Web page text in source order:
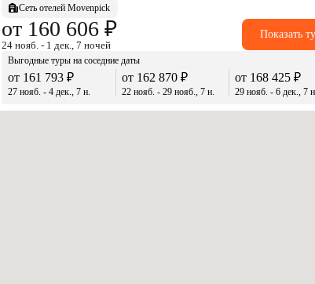
Сеть отелей Movenpick
от 160 606 ₽
24 нояб. - 1 дек., 7 ночей
Показать
Выгодные туры на соседние даты
от 161 793 ₽
27 нояб. - 4 дек., 7 н.
от 162 870 ₽
22 нояб. - 29 нояб., 7 н.
от 168 425 ₽
29 нояб. - 6 дек., 7 н.